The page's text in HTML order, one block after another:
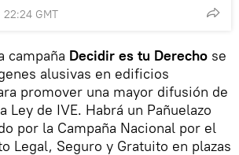
GMT
campaña Decidir es tu Derecho se
alusivas en edificios
promover una mayor difusión de
Ley de IVE. Habrá un Pañuelazo
por la Campaña Nacional por el
Legal, Seguro y Gratuito en plazas